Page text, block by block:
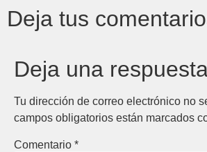
Deja tus
Deja una
Tu dirección de correo electrónico no
campos obligatorios están marcados
Comentario *